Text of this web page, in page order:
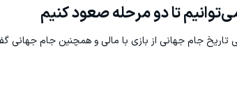
تا دو مرحله صعود کنیم
تاریخ جام جهانی از بازی با مالی و همچنین جام جهانی